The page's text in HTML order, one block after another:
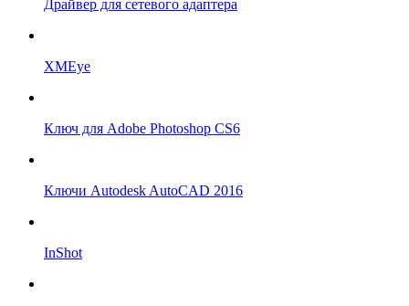
Драйвер для сетевого адаптера
XMEye
Ключ для Adobe Photoshop CS6
Ключи Autodesk AutoCAD 2016
InShot